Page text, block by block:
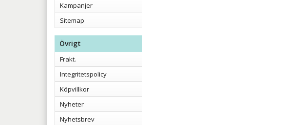
Kampanjer
Sitemap
Övrigt
Frakt.
Integritetspolicy
Köpvillkor
Nyheter
Nyhetsbrev